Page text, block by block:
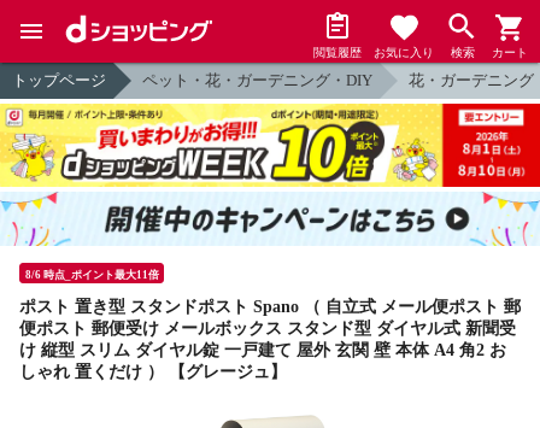
閲覧履歴 お気に入り 検索 カート
トップページ ペット・花・ガーデニング・DIY 花・ガーデニング
8/6 時点_ポイント最大11倍
ポスト 置き型 スタンドポスト Spano （ 自立式 メール便ポスト 郵
便ポスト 郵便受け メールボックス スタンド型 ダイヤル式 新聞受
け 縦型 スリム ダイヤル錠 一戸建て 屋外 玄関 壁 本体 A4 角2 お
しゃれ 置くだけ ） 【グレージュ】